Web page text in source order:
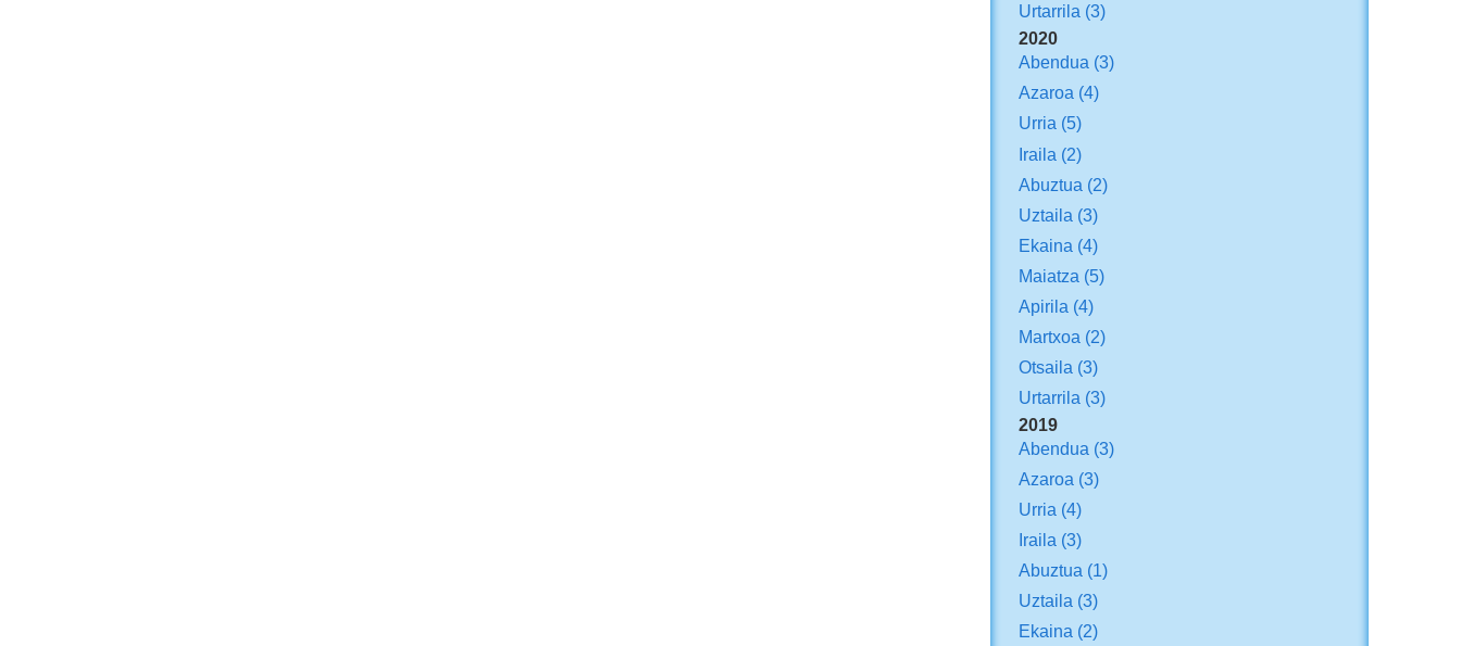
Urtarrila (3)
2020
Abendua (3)
Azaroa (4)
Urria (5)
Iraila (2)
Abuztua (2)
Uztaila (3)
Ekaina (4)
Maiatza (5)
Apirila (4)
Martxoa (2)
Otsaila (3)
Urtarrila (3)
2019
Abendua (3)
Azaroa (3)
Urria (4)
Iraila (3)
Abuztua (1)
Uztaila (3)
Ekaina (2)